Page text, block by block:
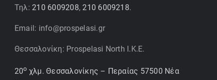
Τηλ: 210 6009208, 210 6009218.
Email: info@prospelasi.gr
Θεσσαλονίκη: Prospelasi North I.K.E.
20ο χλμ. Θεσσαλονίκης – Περαίας 57500 Νέα